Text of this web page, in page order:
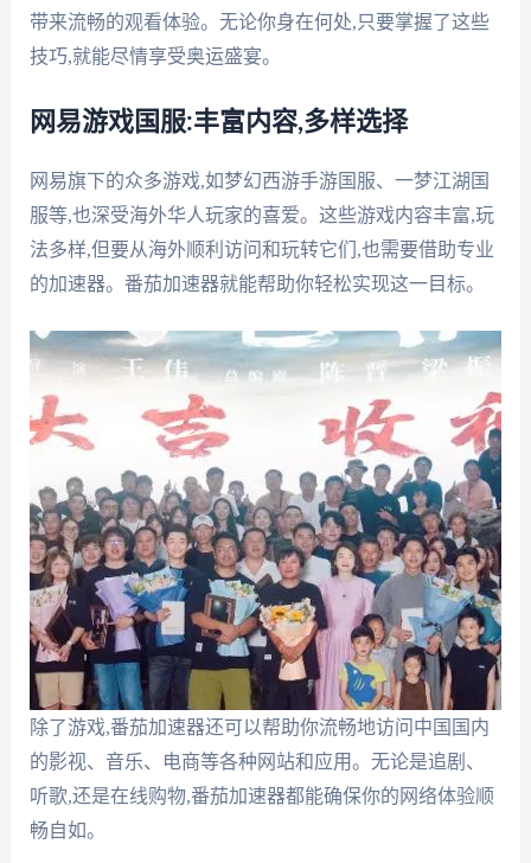
带来流畅的观看体验。无论你身在何处,只要掌握了这些
技巧,就能尽情享受奥运盛宴。
网易游戏国服:丰富内容,多样选择
网易旗下的众多游戏,如梦幻西游手游国服、一梦江湖国
服等,也深受海外华人玩家的喜爱。这些游戏内容丰富,玩
法多样,但要从海外顺利访问和玩转它们,也需要借助专业
的加速器。番茄加速器就能帮助你轻松实现这一目标。
除了游戏,番茄加速器还可以帮助你流畅地访问中国国内
的影视、音乐、电商等各种网站和应用。无论是追剧、
听歌,还是在线购物,番茄加速器都能确保你的网络体验顺
畅自如。